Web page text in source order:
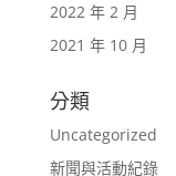
2022 年 2 月
2021 年 10 月
分類
Uncategorized
新聞與活動紀錄